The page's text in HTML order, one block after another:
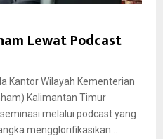
Lewat Podcast
Kantor Wilayah Kementerian
Kalimantan Timur
melalui podcast yang
mengglorifikasikan...